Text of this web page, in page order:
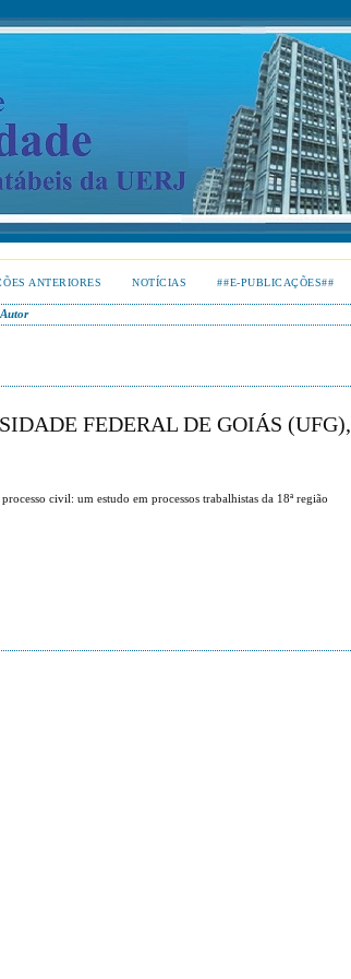
ANTERIORES NOTÍCIAS ##E-PUBLICAÇÕES##
FEDERAL DE GOIÁS (UFG),
civil: um estudo em processos trabalhistas da 18ª região